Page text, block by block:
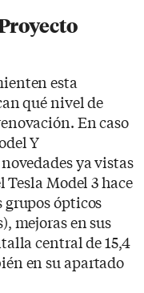
esta
qué nivel de
En caso
Y
ya vistas
Model 3 hace
grupos ópticos
mejoras en sus
central de 15,4
en su apartado